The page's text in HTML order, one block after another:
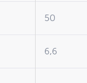
50
6,6